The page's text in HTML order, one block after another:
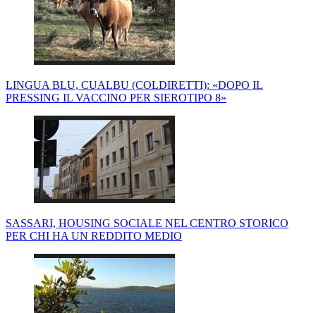
LINGUA BLU, CUALBU (COLDIRETTI): «DOPO IL
PRESSING IL VACCINO PER SIEROTIPO 8»
SASSARI, HOUSING SOCIALE NEL CENTRO STORICO
PER CHI HA UN REDDITO MEDIO